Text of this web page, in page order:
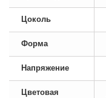
Цоколь
Форма
Напряжение
Цветовая